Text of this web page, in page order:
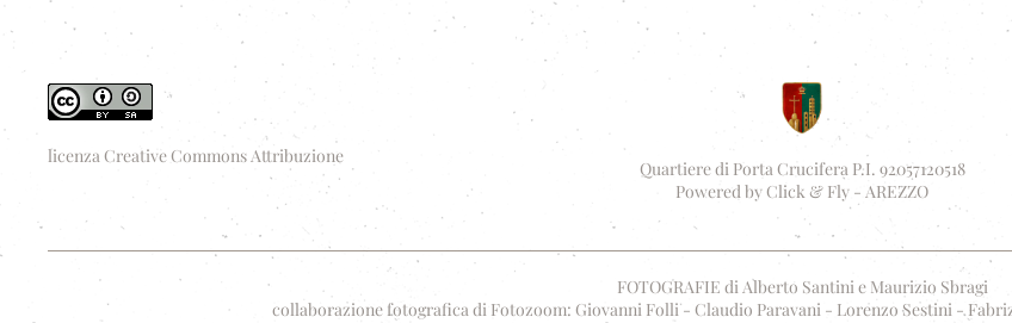
licenza Creative Commons Attribuzione
Quartiere di Porta Crucifera P.I. 92057120518
Powered byClick & Fly - AREZZO
FOTOGRAFIE di Alberto Santini e Maurizio Sbragi
collaborazione fotografica di Fotozoom: Giovanni Folli - Claudio Paravani - Lorenzo Sestini -